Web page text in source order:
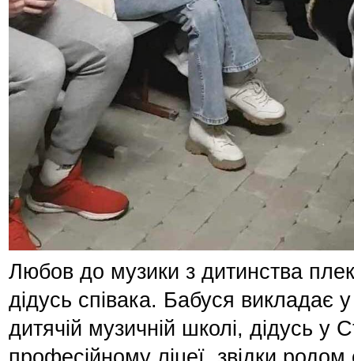
Любов до музики з дитинства
дідусь співака. Бабуся викладає
дитячій музичній школі, дідусь у